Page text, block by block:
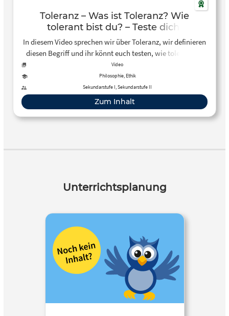
Toleranz – Was ist Toleranz? Wie
tolerant bist du? – Teste dich!
In diesem Video sprechen wir über Toleranz, wir definieren
diesen Begriff und ihr könnt euch testen, wie tolerant ihr
seid! Viel Spaß!
Video
Philosophie, Ethik
Sekundarstufe I, Sekundarstufe II
Zum Inhalt
Unterrichtsplanung